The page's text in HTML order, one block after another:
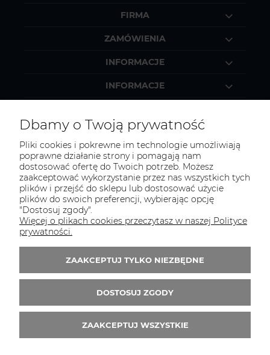
FIRMA
ZAMÓWIENIA
INFORMACJE
INFORMACJE
KONTAKT
Zapraszamy do kontaktu:
telefonicznie od 11:00 do 16:00
lub
Tel.:
52 344 48 53
Dbamy o Twoją prywatność
Pliki cookies i pokrewne im technologie umożliwiają
poprawne działanie strony i pomagają nam
dostosować ofertę do Twoich potrzeb. Możesz
zaakceptować wykorzystanie przez nas wszystkich tych
plików i przejść do sklepu lub dostosować użycie
plików do swoich preferencji, wybierając opcję
"Dostosuj zgody".
Więcej o plikach cookies przeczytasz w naszej Polityce
prywatności.
ZAAKCEPTUJ TYLKO NIEZBĘDNE
DOSTOSUJ ZGODY
ZAAKCEPTUJ WSZYSTKIE